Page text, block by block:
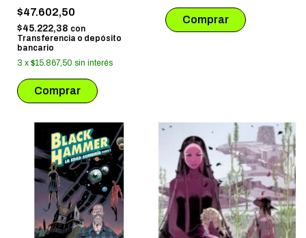
$47.602,50
$45.222,38 con
Transferencia o depósito
bancario
3 x $15.867,50 sin interés